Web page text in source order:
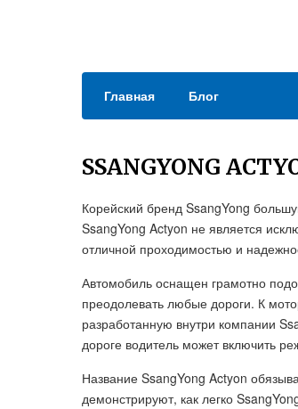
Главная Блог
SSANGYONG
Корейский бренд SsangYong
SsangYong Actyon не является
отличной проходимостью и
Автомобиль оснащен грамотно
преодолевать любые дороги. К
разработанную внутри компании
дороге водитель может включить
Название SsangYong Actyon
демонстрируют, как легко